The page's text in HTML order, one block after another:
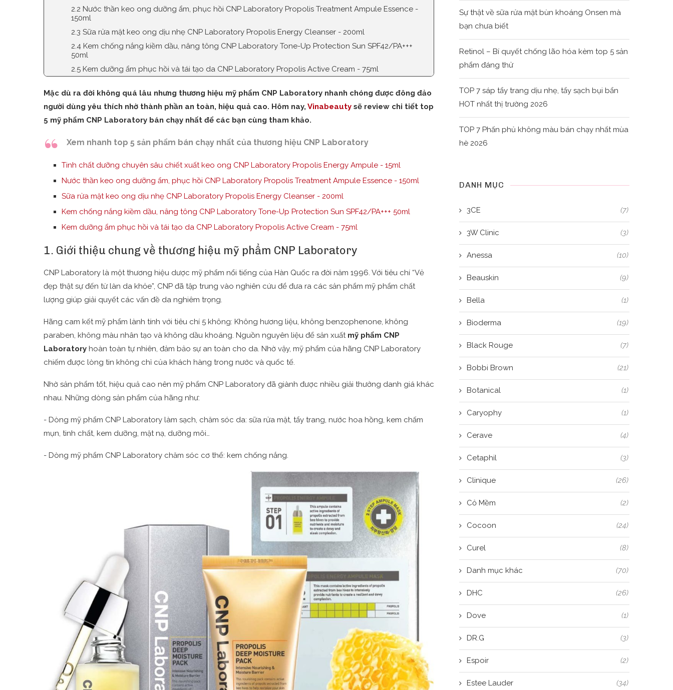
2.2 Nước thần keo ong dưỡng ẩm, phục hồi CNP Laboratory Propolis Treatment Ampule Essence -
150ml
2.3 Sữa rửa mặt keo ong dịu nhẹ CNP Laboratory Propolis Energy Cleanser - 200ml
2.4 Kem chống nắng kiềm dầu, nâng tông CNP Laboratory Tone-Up Protection Sun SPF42/PA+++
50ml
2.5 Kem dưỡng ẩm phục hồi và tái tạo da CNP Laboratory Propolis Active Cream - 75ml
Mặc dù ra đời không quá lâu nhưng thương hiệu mỹ phẩm CNP Laboratory nhanh chóng được đông đảo
người dùng yêu thích nhờ thành phần an toàn, hiệu quả cao. Hôm nay, Vinabeauty sẽ review chi tiết top
5 mỹ phẩm CNP Laboratory bán chạy nhất để các bạn cùng tham khảo.
Xem nhanh top 5 sản phẩm bán chạy nhất của thương hiệu CNP Laboratory
Tinh chất dưỡng chuyên sâu chiết xuất keo ong CNP Laboratory Propolis Energy Ampule - 15ml
Nước thần keo ong dưỡng ẩm, phục hồi CNP Laboratory Propolis Treatment Ampule Essence - 150ml
Sữa rửa mặt keo ong dịu nhẹ CNP Laboratory Propolis Energy Cleanser - 200ml
Kem chống nắng kiềm dầu, nâng tông CNP Laboratory Tone-Up Protection Sun SPF42/PA+++ 50ml
Kem dưỡng ẩm phục hồi và tái tạo da CNP Laboratory Propolis Active Cream - 75ml
1. Giới thiệu chung về thương hiệu mỹ phẩm CNP Laboratory
CNP Laboratory là một thương hiệu dược mỹ phẩm nổi tiếng của Hàn Quốc ra đời năm 1996. Với tiêu chí “Vẻ
đẹp thật sự đến từ làn da khỏe”, CNP đã tập trung vào nghiên cứu để đưa ra các sản phẩm mỹ phẩm chất
lượng giúp giải quyết các vấn đề da nghiêm trọng.
Hãng cam kết mỹ phẩm lành tính với tiêu chí 5 không: Không hương liệu, không benzophenone, không
paraben, không màu nhân tạo và không dầu khoáng. Nguồn nguyên liệu để sản xuất mỹ phẩm CNP
Laboratory hoàn toàn tự nhiên, đảm bảo sự an toàn cho da. Nhờ vậy, mỹ phẩm của hãng CNP Laboratory
chiếm được lòng tin không chỉ của khách hàng trong nước và quốc tế.
Nhờ sản phẩm tốt, hiệu quả cao nên mỹ phẩm CNP Laboratory đã giành được nhiều giải thưởng danh giá khác
nhau. Những dòng sản phẩm của hãng như:
- Dòng mỹ phẩm CNP Laboratory làm sạch, chăm sóc da: sữa rửa mặt, tẩy trang, nước hoa hồng, kem chấm
mụn, tinh chất, kem dưỡng, mặt nạ, dưỡng môi…
- Dòng mỹ phẩm CNP Laboratory chăm sóc cơ thể: kem chống nắng.
Sự thật về sữa rửa mặt bùn khoáng Onsen mà
bạn chưa biết
Retinol – Bí quyết chống lão hóa kèm top 5 sản
phẩm đáng thử
TOP 7 sáp tẩy trang dịu nhẹ, tẩy sạch bụi bẩn
HOT nhất thị trường 2026
TOP 7 Phấn phủ không màu bán chạy nhất mùa
hè 2026
DANH MỤC
3CE (7)
3W Clinic (3)
Anessa (10)
Beauskin (9)
Bella (1)
Bioderma (19)
Black Rouge (7)
Bobbi Brown (21)
Botanical (1)
Caryophy (1)
Cerave (4)
Cetaphil (3)
Clinique (26)
Cỏ Mềm (2)
Cocoon (24)
Curel (8)
Danh mục khác (70)
DHC (26)
Dove (1)
DR.G (3)
Espoir (2)
Estee Lauder (34)